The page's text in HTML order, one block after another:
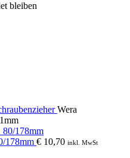
bleiben
Wera
178mm € 10,70 inkl. MwSt